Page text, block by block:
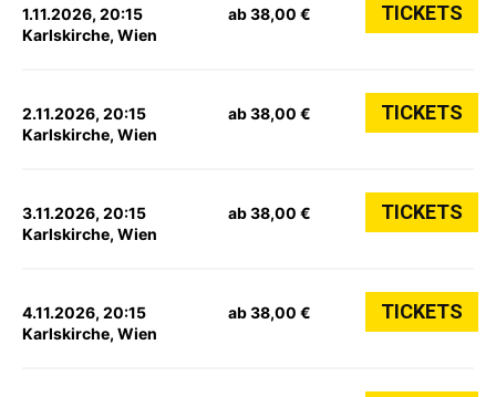
1.11.2026, 20:15
Karlskirche, Wien
ab 38,00 € TICKETS
2.11.2026, 20:15
Karlskirche, Wien
ab 38,00 € TICKETS
3.11.2026, 20:15
Karlskirche, Wien
ab 38,00 € TICKETS
4.11.2026, 20:15
Karlskirche, Wien
ab 38,00 € TICKETS